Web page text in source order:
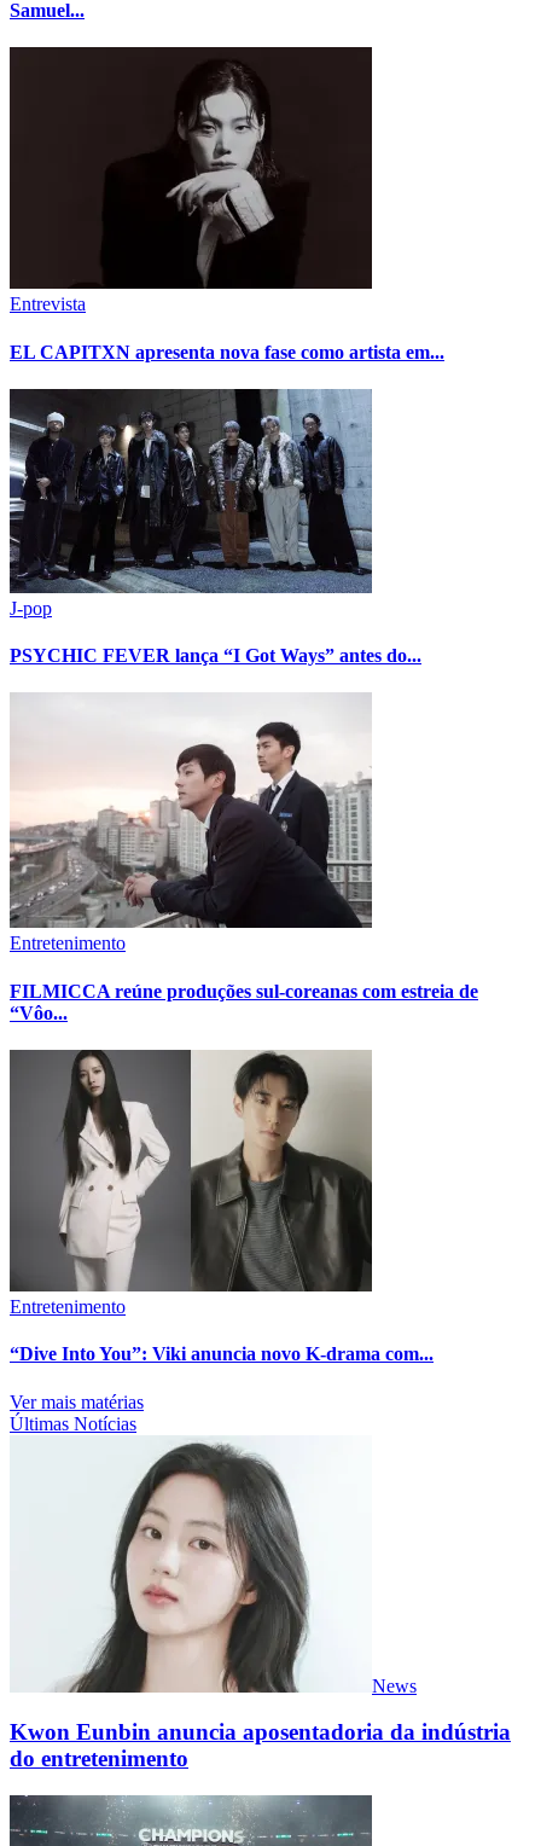
Samuel...
Entrevista
EL CAPITXN apresenta nova fase como artista em...
J-pop
PSYCHIC FEVER lança “I Got Ways” antes do...
Entretenimento
FILMICCA reúne produções sul-coreanas com estreia de
“Vôo...
Entretenimento
“Dive Into You”: Viki anuncia novo K-drama com...
Ver mais matérias
Últimas Notícias
News
Kwon Eunbin anuncia aposentadoria da indústria
do entretenimento